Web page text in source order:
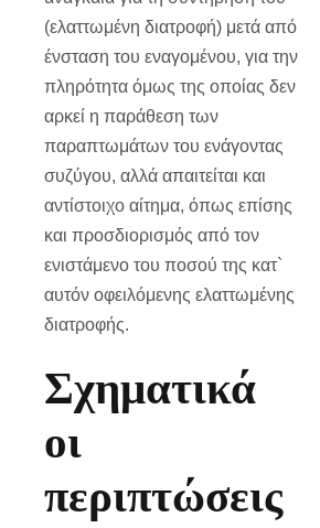
(ελαττωμένη διατροφή) μετά από
ένσταση του εναγομένου, για την
πληρότητα όμως της οποίας δεν
αρκεί η παράθεση των
παραπτωμάτων του ενάγοντας
συζύγου, αλλά απαιτείται και
αντίστοιχο αίτημα, όπως επίσης
και προσδιορισμός από τον
ενιστάμενο του ποσού της κατ`
αυτόν οφειλόμενης ελαττωμένης
διατροφής.
Σχηματικά
οι
περιπτώσεις